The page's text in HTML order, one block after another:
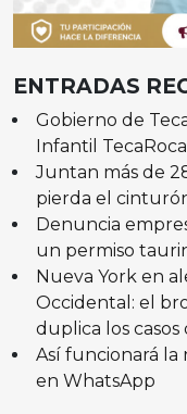
ENTRADAS
Gobierno de
Infantil
Juntan más de
pierda el
Denuncia
un permiso
Nueva York en
Occidental: el
duplica los casos
Así funcionará
en WhatsApp